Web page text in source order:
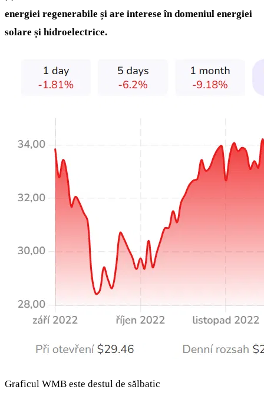
energiei regenerabile și are interese în domeniul energiei
solare și hidroelectrice.
Graficul WMB este destul de sălbatic